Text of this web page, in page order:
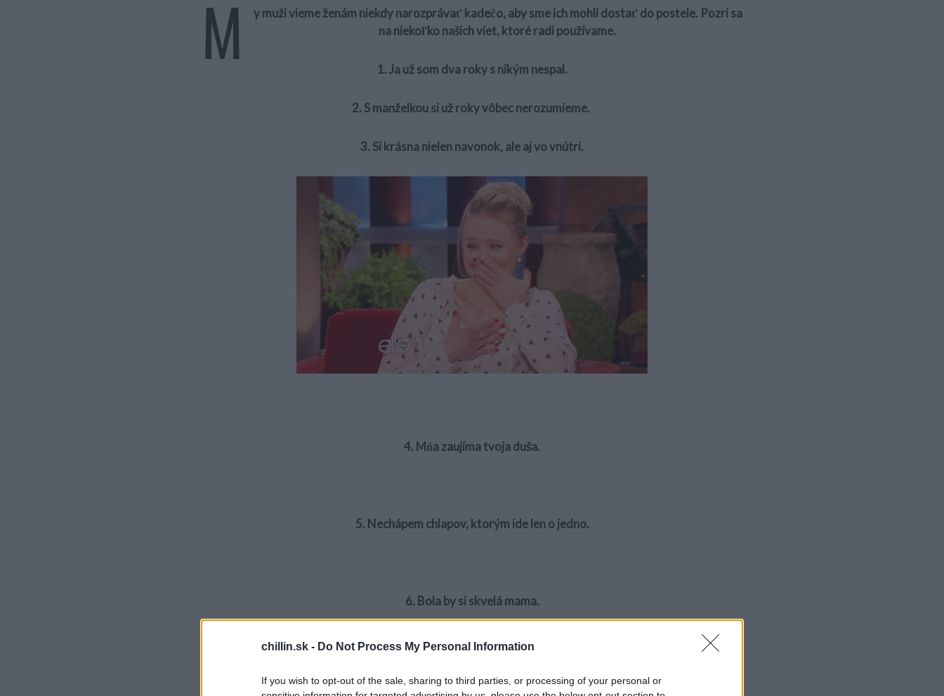
chillin.sk - Do Not Process My Personal Information
If you wish to opt-out of the sale, sharing to third parties, or processing of your personal or
M
y muži vieme ženám niekdy narozprávať kadečo, aby sme ich mohli dostať do postele. Pozri sa
na niekoľko našich viet, ktoré radi používame.
1. Ja už som dva roky s nikým nespal.
2. S manželkou si už roky vôbec nerozumieme.
3. Si krásna nielen navonok, ale aj vo vnútri.
4. Mňa zaujíma tvoja duša.
5. Nechápem chlapov, ktorým ide len o jedno.
6. Bola by si skvelá mama.